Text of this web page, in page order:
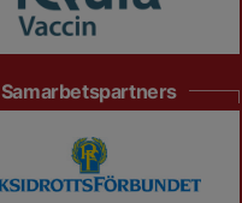
Samarbetspartners